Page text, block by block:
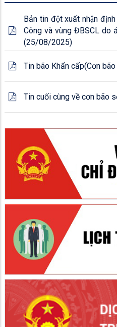
Bản tin đột xuất nhận
Công và vùng ĐBSCL do
(25/08/2025)
Tin bão Khẩn cấp(Cơn
Tin cuối cùng về cơn bão